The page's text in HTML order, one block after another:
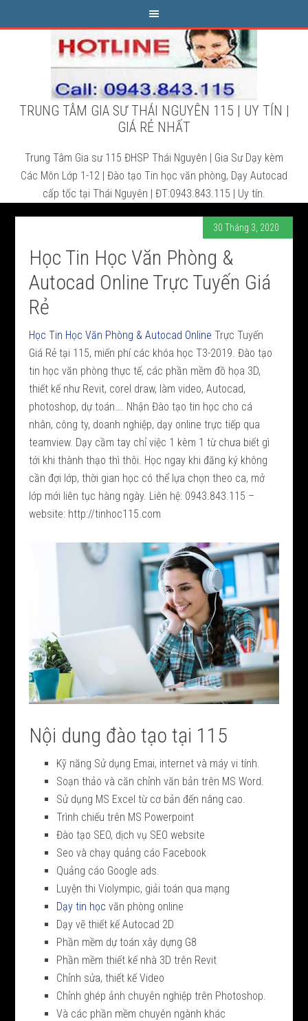
TRUNG TÂM GIA SƯ THÁI NGUYÊN 115 | UY TÍN |
GIÁ RẺ NHẤT
Trung Tâm Gia sư 115 ĐHSP Thái Nguyên | Gia Sư Dạy kèm
Các Môn Lớp 1-12 | Đào tạo Tin học văn phòng, Dạy Autocad
cấp tốc tại Thái Nguyên | ĐT:0943.843.115 | Uy tín.
30 Tháng 3, 2020
Học Tin Học Văn Phòng &
Autocad Online Trực Tuyến Giá
Rẻ
Học Tin Học Văn Phòng & Autocad OnlineTrực Tuyến
Giá Rẻ tại 115, miến phí các khóa học T3-2019. Đào tạo
tin học văn phòng thực tế, các phần mềm đồ họa 3D,
thiết kế như Revit, corel draw, làm video, Autocad,
photoshop, dự toán…. Nhận Đào tạo tin học cho cá
nhân, công ty, doanh nghiệp, dạy online trực tiếp qua
teamview. Dạy cầm tay chỉ việc 1 kèm 1 từ chưa biết gì
tới khi thành thạo thì thôi. Học ngay khi đăng ký không
cần đợi lớp, thời gian học có thể lựa chọn theo ca, mở
lớp mới liên tục hàng ngày. Liên hệ: 0943.843.115 –
website: http://tinhoc115.com
Nội dung đào tạo tại 115
Kỹ năng Sử dụng Emai, internet và máy vi tính.
Soạn thảo và căn chỉnh văn bản trên MS Word.
Sử dụng MS Excel từ cơ bản đến nâng cao.
Trình chiếu trên MS Powerpoint
Đào tạo SEO, dịch vụ SEO website
Seo và chạy quảng cáo Facebook
Quảng cáo Google ads.
Luyện thi Violympic, giải toán qua mạng
Dạy tin học văn phòng online
Dạy vẽ thiết kế Autocad 2D
Phần mềm dự toán xây dựng G8
Phần mềm thiết kế nhà 3D trên Revit
Chỉnh sửa, thiết kế Video
Chỉnh ghép ảnh chuyên nghiệp trên Photoshop.
Và các phần mềm chuyên ngành khác